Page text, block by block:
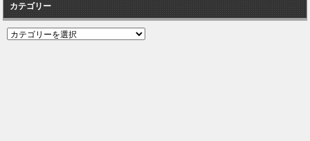
カテゴリー
カ